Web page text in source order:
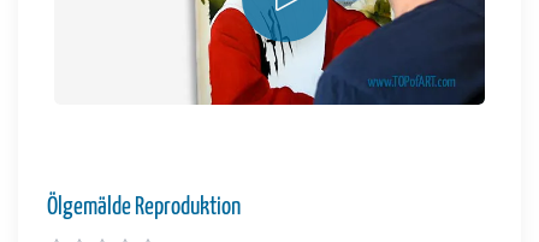
Ölgemälde Reproduktion